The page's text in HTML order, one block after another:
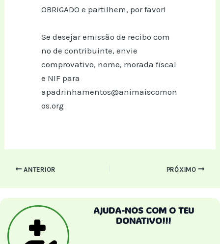
OBRIGADO e partilhem, por favor!
Se desejar emissão de recibo com
nº de contribuinte, envie
comprovativo, nome, morada fiscal
e NIF para
apadrinhamentos@animaiscomon
os.org
Post ANTERIOR PRÓXIMO
AJUDA-NOS COM O TEU
DONATIVO!!!